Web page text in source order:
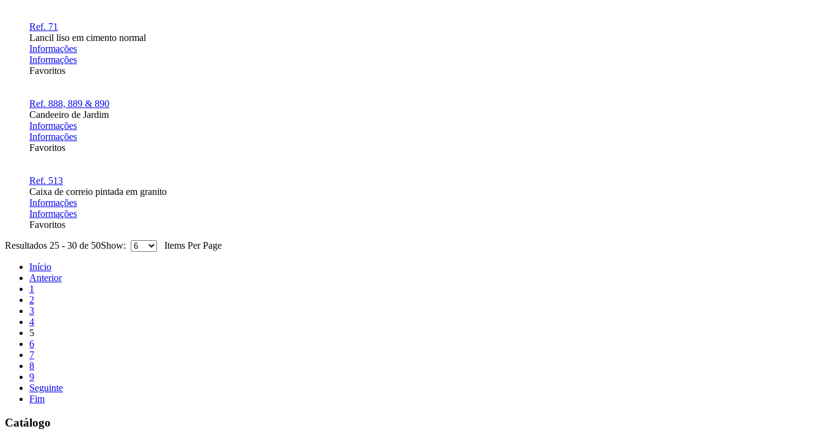
Ref. 71
Lancil liso em cimento normal
Informações
Informações
Favoritos
Ref. 888, 889 & 890
Candeeiro de Jardim
Informações
Informações
Favoritos
Ref. 513
Caixa de correio pintada em granito
Informações
Informações
Favoritos
Resultados 25 - 30 de 50Show: Items Per Page
Início
Anterior
1
2
3
4
5
6
7
8
9
Seguinte
Fim
Catálogo